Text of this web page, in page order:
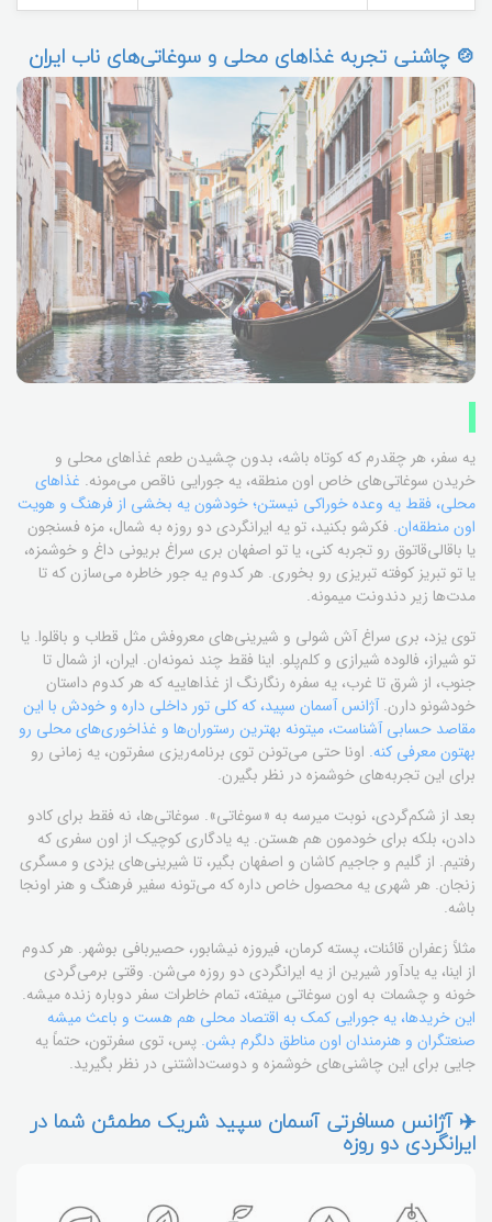
🍲 چاشنی تجربه غذاهای محلی و سوغاتی‌های ناب ایران
یه سفر، هر چقدرم که کوتاه باشه، بدون چشیدن طعم غذاهای محلی و
خریدن سوغاتی‌های خاص اون منطقه، یه جورایی ناقص می‌مونه. غذاهای
محلی، فقط یه وعده خوراکی نیستن؛ خودشون یه بخشی از فرهنگ و هویت
اون منطقه‌ان. فکرشو بکنید، تو یه ایرانگردی دو روزه به شمال، مزه فسنجون
یا باقالی‌قاتوق رو تجربه کنی، یا تو اصفهان بری سراغ بریونی داغ و خوشمزه،
یا تو تبریز کوفته تبریزی رو بخوری. هر کدوم یه جور خاطره می‌سازن که تا
مدت‌ها زیر دندونت میمونه.
توی یزد، بری سراغ آش شولی و شیرینی‌های معروفش مثل قطاب و باقلوا. یا
تو شیراز، فالوده شیرازی و کلم‌پلو. اینا فقط چند نمونه‌ان. ایران، از شمال تا
جنوب، از شرق تا غرب، یه سفره رنگارنگ از غذاهاییه که هر کدوم داستان
خودشونو دارن.آژانس آسمان سپید، که کلی تور داخلی داره و خودش با این
مقاصد حسابی آشناست، میتونه بهترین رستوران‌ها و غذاخوری‌های محلی رو
بهتون معرفی کنه. اونا حتی می‌تونن توی برنامه‌ریزی سفرتون، یه زمانی رو
برای این تجربه‌های خوشمزه در نظر بگیرن.
بعد از شکم‌گردی، نوبت میرسه به «سوغاتی». سوغاتی‌ها، نه فقط برای کادو
دادن، بلکه برای خودمون هم هستن. یه یادگاری کوچیک از اون سفری که
رفتیم. از گلیم و جاجیم کاشان و اصفهان بگیر، تا شیرینی‌های یزدی و مسگری
زنجان. هر شهری یه محصول خاص داره که می‌تونه سفیر فرهنگ و هنر اونجا
باشه.
مثلاً زعفران قائنات، پسته کرمان، فیروزه نیشابور، حصیربافی بوشهر. هر کدوم
از اینا، یه یادآور شیرین از یه ایرانگردی دو روزه می‌شن. وقتی برمی‌گردی
خونه و چشمات به اون سوغاتی میفته، تمام خاطرات سفر دوباره زنده میشه.
این خریدها، یه جورایی کمک به اقتصاد محلی هم هست و باعث میشه
صنعتگران و هنرمندان اون مناطق دلگرم بشن. پس، توی سفرتون، حتماً یه
جایی برای این چاشنی‌های خوشمزه و دوست‌داشتنی در نظر بگیرید.
✈️ آژانس مسافرتی آسمان سپید شریک مطمئن شما در
ایرانگردی دو روزه